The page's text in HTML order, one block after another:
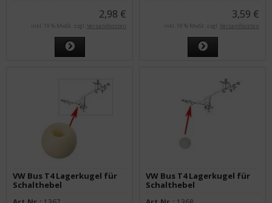
2,98 €
inkl. 19 % MwSt. zzgl. Versandkosten
3,59 €
inkl. 19 % MwSt. zzgl. Versandkosten
VW Bus T4 Lagerkugel für
Schalthebel
VW Bus T4 Lagerkugel für
Schalthebel